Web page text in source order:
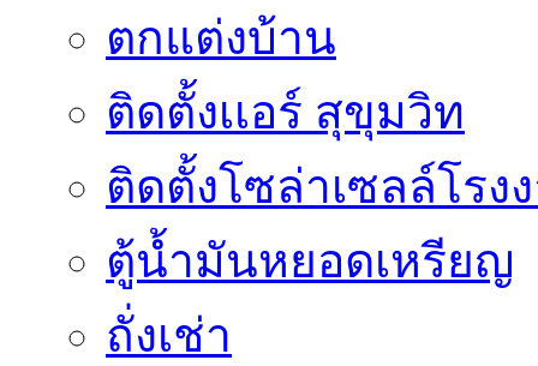
ตกแต่งบ้าน
ติดตั้งเเอร์ สุขุมวิท
ติดตั้งโซล่าเซลล์โรง
ตู้น้ำมันหยอดเหรียญ
ถั่งเช่า